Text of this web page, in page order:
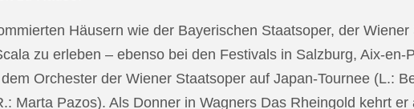
Häusern wie der Bayerischen Staatsoper, der
zu erleben – ebenso bei den Festivals in Salzburg, Aix-
Orchester der Wiener Staatsoper auf Japan-Tournee (L.:
Marta Pazos). Als Donner in Wagners Das Rheingold kehrt